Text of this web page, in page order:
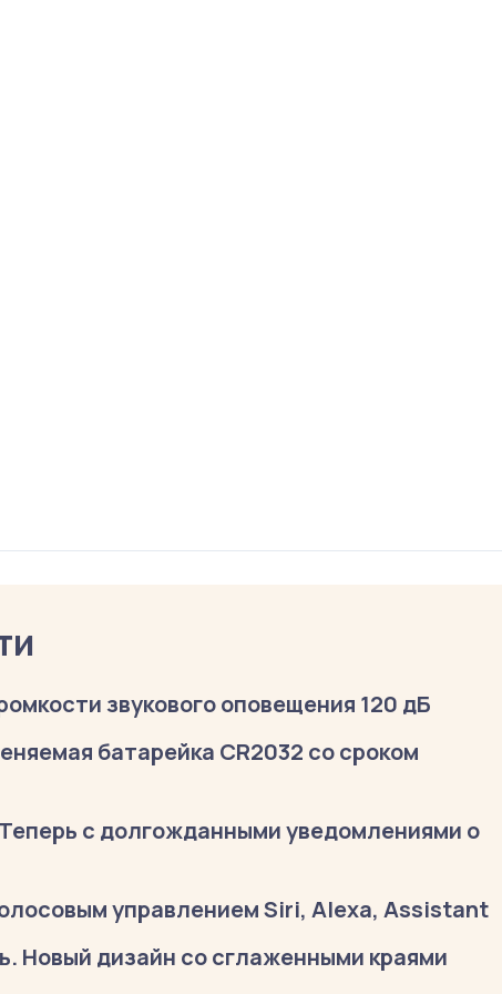
звукового оповещения 120 дБ
батарейка CR2032 со сроком
с долгожданными уведомлениями о
управлением Siri, Alexa, Assistant
Новый дизайн со сглаженными краями